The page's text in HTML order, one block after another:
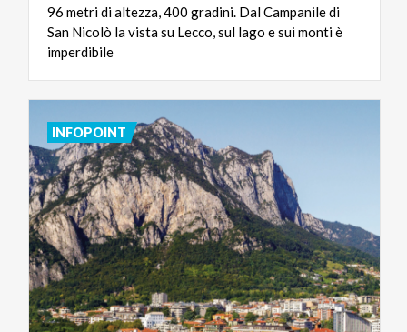
96 metri di altezza, 400 gradini. Dal Campanile di
San Nicolò la vista su Lecco, sul lago e sui monti è
imperdibile
INFOPOINT